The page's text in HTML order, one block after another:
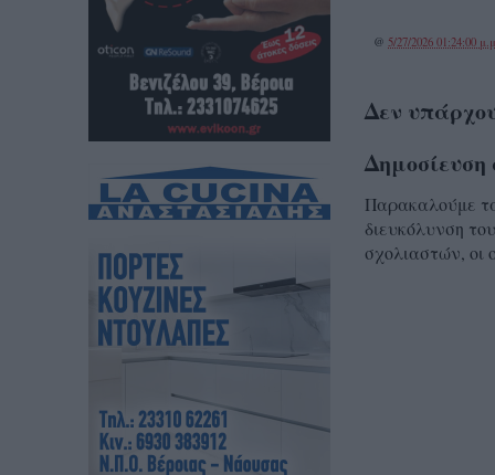
@ 5/27/2026 01:24:00
Δεν
Δημοσίευση
Παρακαλούμε
διευκόλυνση
σχολιαστών, οι